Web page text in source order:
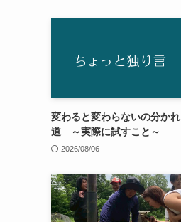
変わると変わらないの分かれ
道 ～実際に試すこと～
2026/08/06